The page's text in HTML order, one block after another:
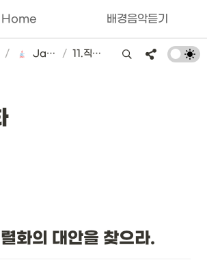
Home 배경음악듣기
/ Java / 11.직렬화
화의 대안을 찾으라.